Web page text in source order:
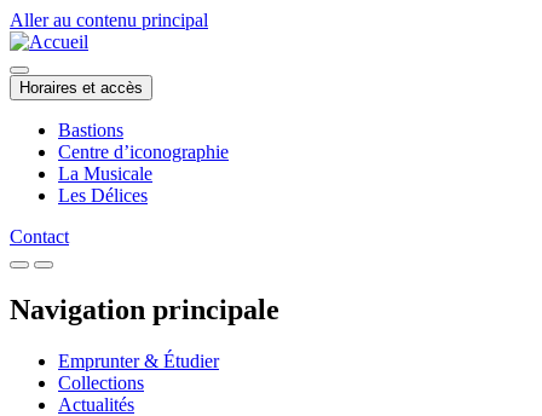
Aller au contenu principal
Horaires et accès
Bastions
Centre d’iconographie
La Musicale
Les Délices
Contact
Navigation principale
Emprunter & Étudier
Collections
Actualités